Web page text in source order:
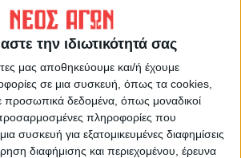
την ιδιωτικότητά σας
μας αποθηκεύουμε και/ή έχουμε
σε μια συσκευή, όπως τα cookies,
προσωπικά δεδομένα, όπως μοναδικοί
πληροφορίες που
συσκευή για εξατομικευμένες διαφημίσεις
διαφήμισης και περιεχομένου, έρευνα
ΝΕΟΣ ΑΓΩΝ
https://neosagon.gr
Πρωινή Εφημερίδα της Καρδίτσας